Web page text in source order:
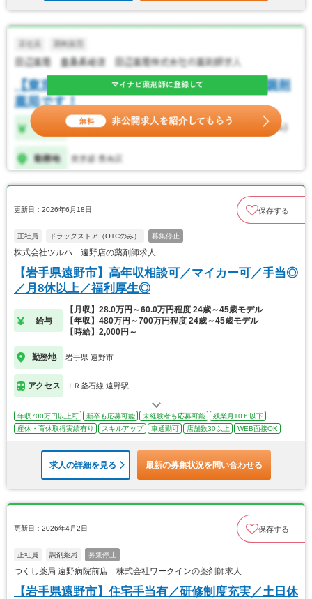
更新日：2026年6月18日 保存する
正社員 ドラッグストア（OTCのみ） 募集停止
株式会社ツルハ 遠野店の薬剤師求人
【岩手県遠野市】高年収相談可／マイカー可／手当◎
／月8休以上／福利厚生◎
給与
【月収】28.0万円～60.0万円程度 24歳～45歳モデル
【年収】480万円～700万円程度 24歳～45歳モデル
【時給】2,000円～
勤務地 岩手県 遠野市
アクセス ＪＲ釜石線 遠野駅
年収700万円以上可 新卒も応募可能 未経験者も応募可能
残業月10ｈ以下
産休・育休取得実績有り
スキルアップ 車通勤可 店舗数30以上 WEB面接OK
求人の詳細を見る 最新の募集状況を問い合わせる
更新日：2026年4月2日 保存する
正社員 調剤薬局 募集停止
つくし薬局 遠野病院前店 株式会社ワークインの薬剤師求人
【岩手県遠野市】住宅手当有／研修制度充実／土日休